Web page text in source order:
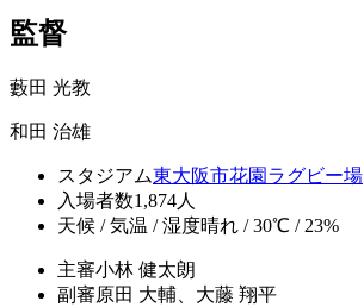
監督
藪田 光教
和田 治雄
スタジアム東大阪市花園ラグビー場
入場者数1,874人
天候 / 気温 / 湿度晴れ / 30℃ / 23%
主審小林 健太朗
副審原田 大輔、大藤 翔平